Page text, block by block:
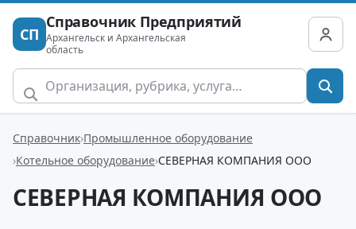
СП
Справочник Предприятий
Архангельск и Архангельская
область
Справочник Промышленное оборудование
Котельное оборудование СЕВЕРНАЯ КОМПАНИЯ ООО
СЕВЕРНАЯ КОМПАНИЯ ООО